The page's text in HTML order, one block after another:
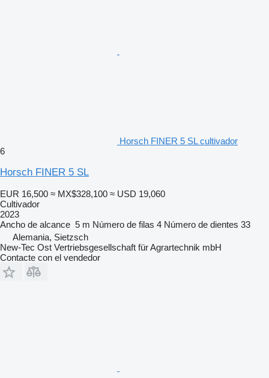
Horsch FINER 5 SL cultivador
6
Horsch FINER 5 SL
EUR 16,500 ≈ MX$328,100 ≈ USD 19,060
Cultivador
2023
Ancho de alcance 5 m Número de filas 4 Número de dientes 33
Alemania, Sietzsch
New-Tec Ost Vertriebsgesellschaft für Agrartechnik mbH
Contacte con el vendedor